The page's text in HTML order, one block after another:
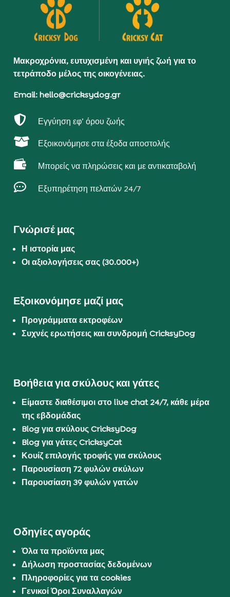
Μακροχρόνια, ευτυχισμένη και υγιής ζωή για το
τετράποδο μέλος της οικογένειας.
Email: hello@cricksydog.gr
 Εγγύηση εφ’ όρου ζωής
 Εξοικονόμησε στα έξοδα αποστολής
 Μπορείς να πληρώσεις και με αντικαταβολή
 Εξυπηρέτηση πελατών 24/7
Γνώρισέ μας
Η ιστορία μας
Οι αξιολογήσεις σας (30.000+)
Εξοικονόμησε μαζί μας
Προγράμματα εκτροφέων
Συχνές ερωτήσεις και συνδρομή CricksyDog
Βοήθεια για σκύλους και γάτες
Είμαστε διαθέσιμοι στο live chat 24/7, κάθε μέρα
της εβδομάδας
Blog για σκύλους CricksyDog
Blog για γάτες CricksyCat
Κουίζ επιλογής τροφής για σκύλους
Παρουσίαση 72 φυλών σκύλων
Παρουσίαση 39 φυλών γατών
Οδηγίες αγοράς
Όλα τα προϊόντα μας
Δήλωση προστασίας δεδομένων
Πληροφορίες για τα cookies
Γενικοί Όροι Συναλλαγών